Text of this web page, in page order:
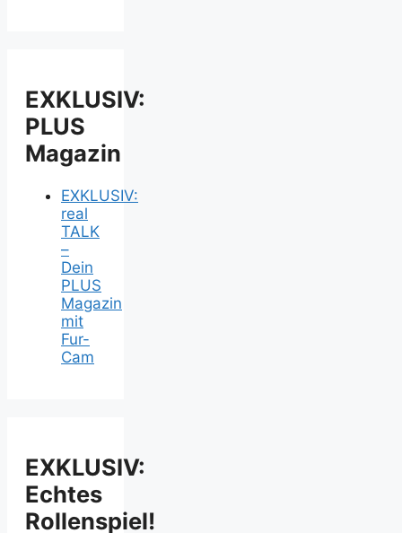
EXKLUSIV:
PLUS
Magazin
EXKLUSIV:
real
TALK
–
Dein
PLUS
Magazin
mit
Fur-
Cam
EXKLUSIV:
Echtes
Rollenspiel!